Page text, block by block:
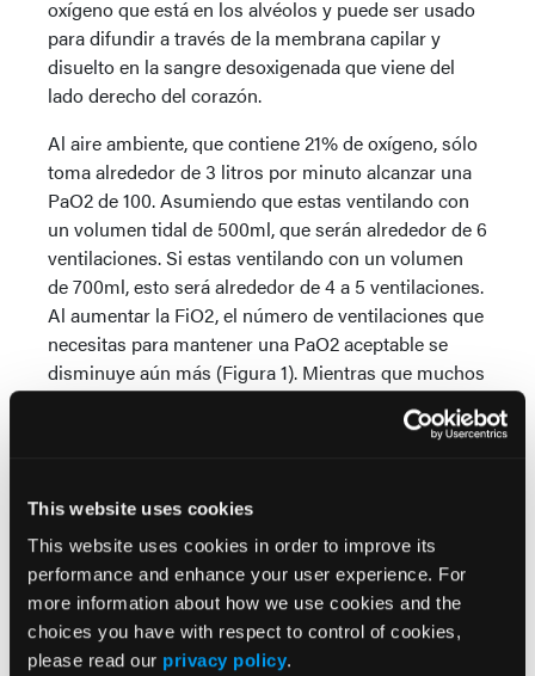
This website uses cookies
This website uses cookies in order to improve its
performance and enhance your user experience. For
more information about how we use cookies and the
choices you have with respect to control of cookies,
please read our privacy policy.
oxígeno que está en los alvéolos y puede ser usado
para difundir a través de la membrana capilar y
disuelto en la sangre desoxigenada que viene del
lado derecho del corazón.
Al aire ambiente, que contiene 21% de oxígeno, sólo
toma alrededor de 3 litros por minuto alcanzar una
PaO2 de 100. Asumiendo que estas ventilando con
un volumen tidal de 500ml, que serán alrededor de 6
ventilaciones. Si estas ventilando con un volumen
de 700ml, esto será alrededor de 4 a 5 ventilaciones.
Al aumentar la FiO2, el número de ventilaciones que
necesitas para mantener una PaO2 aceptable se
disminuye aún más (Figura 1). Mientras que muchos
otros factores pueden influir en la oxigenación y
respiración celular, tales como el equilibrio ácido-
quedarle es que las ventilaciones rápidas no son
necesariamente mejores. En los siguientes párrafos,
explicaremos maniobras simples, como el sello
adecuado de la mascarilla facial en conjunto con
una adecuada frecuencia y volumen tidal, que
pueden mejorar la oxigenación de nuestros